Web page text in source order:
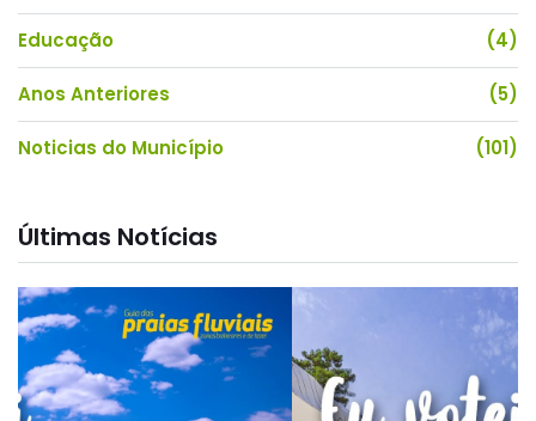
Educação (4)
Anos Anteriores (5)
Noticias do Município (101)
Últimas Notícias